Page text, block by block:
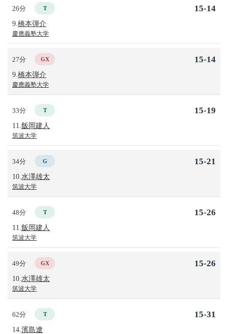
26分 T
9. 橋本弾介
慶應義塾大学
15-14
27分 GX
9. 橋本弾介
慶應義塾大学
15-14
33分 T
11. 飯岡建人
筑波大学
15-19
34分 G
10. 水澤雄太
筑波大学
15-21
48分 T
11. 飯岡建人
筑波大学
15-26
49分 GX
10. 水澤雄太
筑波大学
15-26
62分 T
14. 濱島遼
15-31